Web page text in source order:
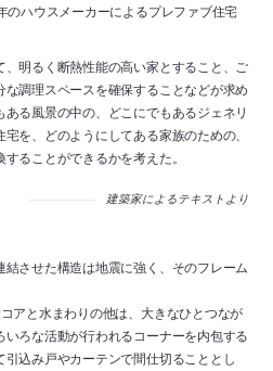
のハウスメーカーによるプレファブ住宅
明るく断熱性能の高い家とすること、ご
調理スペースを確保することなどが求め
る風景の中の、どこにでもあるジェネリ
を、どのようにしてある家族のための、
ることができるかを考えた。
建築家によるテキストより
させた構造は地震に強く、そのフレーム
アと水まわりの他は、大きなひとつなが
いろな活動が行われるコーナーを内包する
込み戸やカーテンで間仕切ることとし